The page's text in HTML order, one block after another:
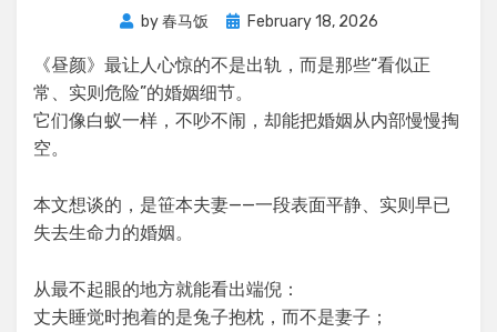
by春马饭
PostedFebruary 18, 2026
《昼颜》最让人心惊的不是出轨，而是那些“看似正
常、实则危险”的婚姻细节。
它们像白蚁一样，不吵不闹，却能把婚姻从内部慢慢掏
空。
本文想谈的，是笹本夫妻——一段表面平静、实则早已
失去生命力的婚姻。
从最不起眼的地方就能看出端倪：
丈夫睡觉时抱着的是兔子抱枕，而不是妻子；